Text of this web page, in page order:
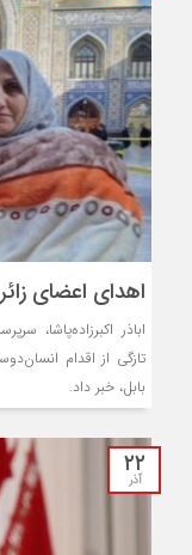
اهدای اعضای
اباذر اکبرزاده‌پاشا،
بابل، خبر داد.
۲۲
آذر